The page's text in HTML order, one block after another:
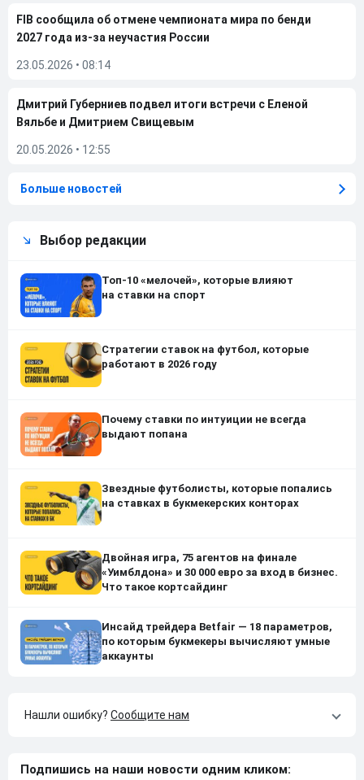
FIB сообщила об отмене чемпионата мира по бенди
2027 года из-за неучастия России
23.05.2026 • 08:14
Дмитрий Губерниев подвел итоги встречи с Еленой
Вяльбе и Дмитрием Свищевым
20.05.2026 • 12:55
Больше новостей
Выбор редакции
Топ-10 «мелочей», которые влияют
на ставки на спорт
Стратегии ставок на футбол, которые
работают в 2026 году
Почему ставки по интуиции не всегда
выдают попана
Звездные футболисты, которые попались
на ставках в букмекерских конторах
Двойная игра, 75 агентов на финале
«Уимблдона» и 30 000 евро за вход в бизнес.
Что такое кортсайдинг
Инсайд трейдера Betfair — 18 параметров,
по которым букмекеры вычисляют умные
аккаунты
Нашли ошибку? Сообщите нам
Подпишись на наши новости одним кликом: